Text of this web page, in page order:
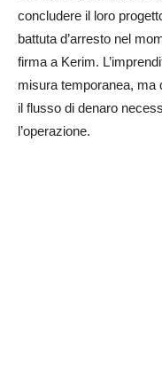
concludere il loro
battuta d’arresto nel
firma a Kerim.
misura temporanea, ma
il flusso di denaro
l’operazione.